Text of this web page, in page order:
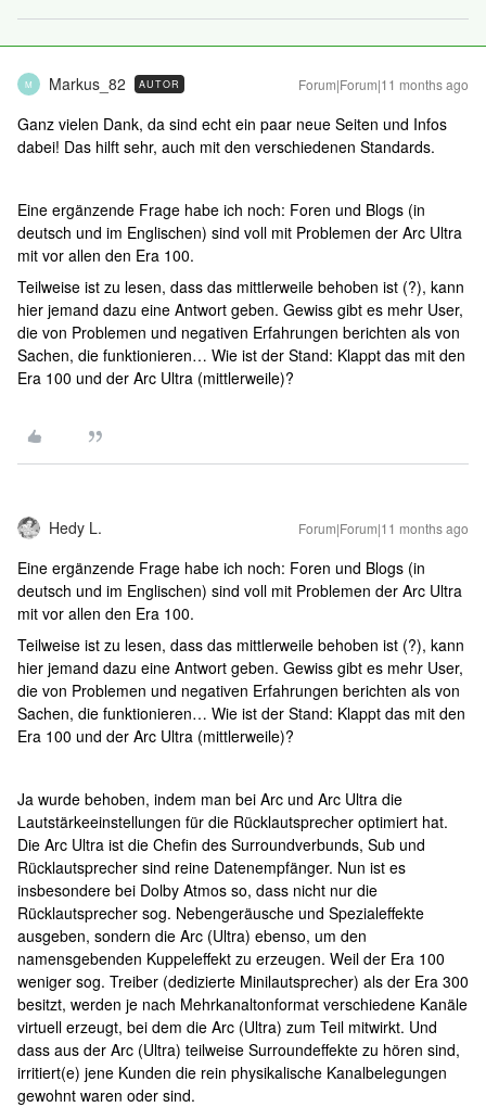
M Markus_82 AUTOR Forum|Forum|11 months ago
Ganz vielen Dank, da sind echt ein paar neue Seiten und Infos
dabei! Das hilft sehr, auch mit den verschiedenen Standards.
Eine ergänzende Frage habe ich noch: Foren und Blogs (in
deutsch und im Englischen) sind voll mit Problemen der Arc Ultra
mit vor allen den Era 100.
Teilweise ist zu lesen, dass das mittlerweile behoben ist (?), kann
hier jemand dazu eine Antwort geben. Gewiss gibt es mehr User,
die von Problemen und negativen Erfahrungen berichten als von
Sachen, die funktionieren… Wie ist der Stand: Klappt das mit den
Era 100 und der Arc Ultra (mittlerweile)?
Hedy L. Forum|Forum|11 months ago
Eine ergänzende Frage habe ich noch: Foren und Blogs (in
deutsch und im Englischen) sind voll mit Problemen der Arc Ultra
mit vor allen den Era 100.
Teilweise ist zu lesen, dass das mittlerweile behoben ist (?), kann
hier jemand dazu eine Antwort geben. Gewiss gibt es mehr User,
die von Problemen und negativen Erfahrungen berichten als von
Sachen, die funktionieren… Wie ist der Stand: Klappt das mit den
Era 100 und der Arc Ultra (mittlerweile)?
Ja wurde behoben, indem man bei Arc und Arc Ultra die
Lautstärkeeinstellungen für die Rücklautsprecher optimiert hat.
Die Arc Ultra ist die Chefin des Surroundverbunds, Sub und
Rücklautsprecher sind reine Datenempfänger. Nun ist es
insbesondere bei Dolby Atmos so, dass nicht nur die
Rücklautsprecher sog. Nebengeräusche und Spezialeffekte
ausgeben, sondern die Arc (Ultra) ebenso, um den
namensgebenden Kuppeleffekt zu erzeugen. Weil der Era 100
weniger sog. Treiber (dedizierte Minilautsprecher) als der Era 300
besitzt, werden je nach Mehrkanaltonformat verschiedene Kanäle
virtuell erzeugt, bei dem die Arc (Ultra) zum Teil mitwirkt. Und
dass aus der Arc (Ultra) teilweise Surroundeffekte zu hören sind,
irritiert(e) jene Kunden die rein physikalische Kanalbelegungen
gewohnt waren oder sind.